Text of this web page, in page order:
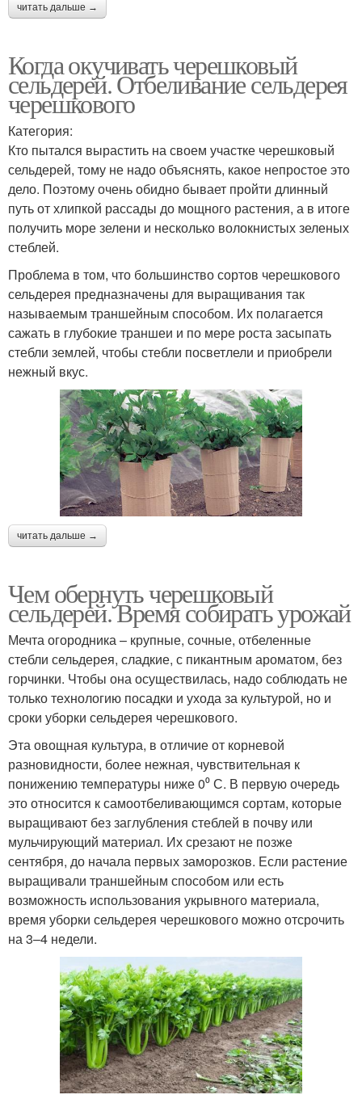
читать дальше →
Когда окучивать черешковый
сельдерей. Отбеливание сельдерея
черешкового
Категория:
Кто пытался вырастить на своем участке черешковый
сельдерей, тому не надо объяснять, какое непростое это
дело. Поэтому очень обидно бывает пройти длинный
путь от хлипкой рассады до мощного растения, а в итоге
получить море зелени и несколько волокнистых зеленых
стеблей.
Проблема в том, что большинство сортов черешкового
сельдерея предназначены для выращивания так
называемым траншейным способом. Их полагается
сажать в глубокие траншеи и по мере роста засыпать
стебли землей, чтобы стебли посветлели и приобрели
нежный вкус.
читать дальше →
Чем обернуть черешковый
сельдерей. Время собирать урожай
Мечта огородника – крупные, сочные, отбеленные
стебли сельдерея, сладкие, с пикантным ароматом, без
горчинки. Чтобы она осуществилась, надо соблюдать не
только технологию посадки и ухода за культурой, но и
сроки уборки сельдерея черешкового.
Эта овощная культура, в отличие от корневой
разновидности, более нежная, чувствительная к
понижению температуры ниже 0⁰ С. В первую очередь
это относится к самоотбеливающимся сортам, которые
выращивают без заглубления стеблей в почву или
мульчирующий материал. Их срезают не позже
сентября, до начала первых заморозков. Если растение
выращивали траншейным способом или есть
возможность использования укрывного материала,
время уборки сельдерея черешкового можно отсрочить
на 3–4 недели.